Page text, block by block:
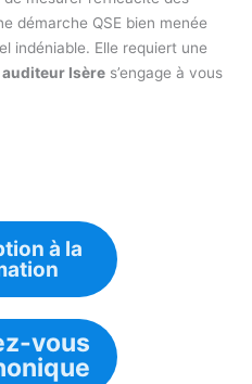
démarche QSE bien menée
indéniable. Elle requiert une
Isère s’engage à vous
à la
vous